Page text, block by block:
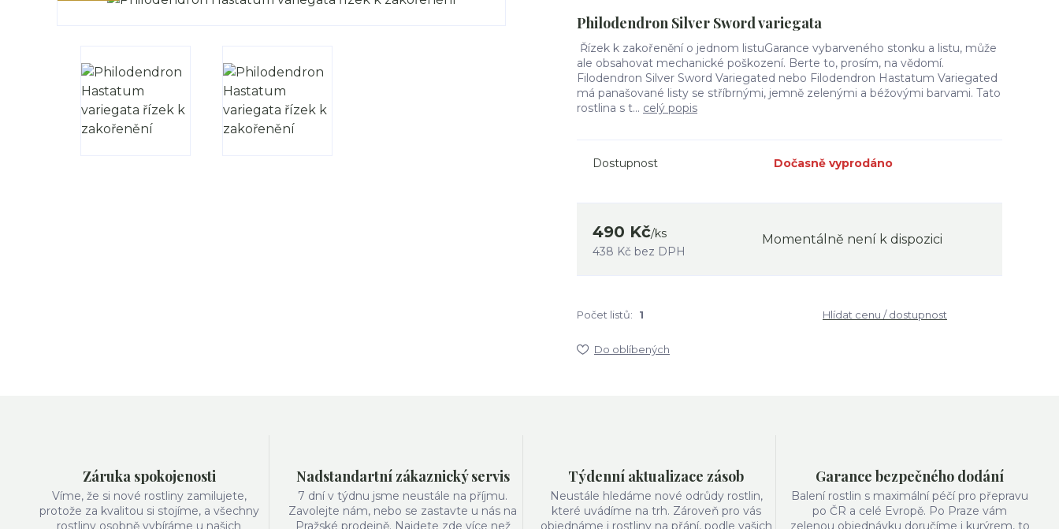
Philodendron Silver Sword variegata
Řízek k zakořenění o jednom listuGarance vybarveného stonku a listu, může
ale obsahovat mechanické poškození. Berte to, prosím, na vědomí.
Filodendron Silver Sword Variegated nebo Filodendron Hastatum Variegated
má panašované listy se stříbrnými, jemně zelenými a béžovými barvami. Tato
rostlina s t... celý popis
Dostupnost Dočasně vyprodáno
490 Kč/ks
438 Kč bez DPH
Momentálně není k dispozici
Počet listů: 1 Hlídat cenu / dostupnost
Do oblíbených
Záruka spokojenosti
Víme, že si nové rostliny zamilujete,
protože za kvalitou si stojíme, a všechny
rostliny osobně vybíráme u našich
Nadstandartní zákaznický servis
7 dní v týdnu jsme neustále na příjmu.
Zavolejte nám, nebo se zastavte u nás na
Pražské prodejně. Najdete zde více než
Týdenní aktualizace zásob
Neustále hledáme nové odrůdy rostlin,
které uvádíme na trh. Zároveň pro vás
objednáme i rostliny na přání, podle vašich
Garance bezpečného dodání
Balení rostlin s maximální péčí pro přepravu
po ČR a celé Evropě. Po Praze vám
zelenou objednávku doručíme i kurýrem, to